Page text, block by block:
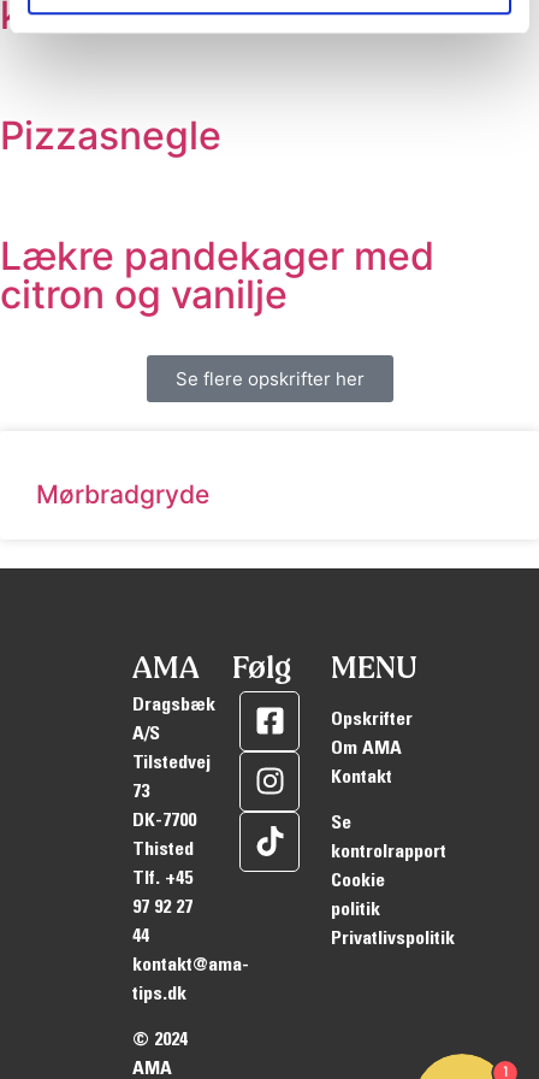
kød
Pizzasnegle
Lækre pandekager med
citron og vanilje
Se flere opskrifter her
Mørbradgryde
AMA
Dragsbæk
A/S
Tilstedvej
73
DK-7700
Thisted
Tlf. +45
97 92 27
44
kontakt@ama-
tips.dk
© 2024
AMA
Følg MENU
Opskrifter
Om AMA
Kontakt
Se
kontrolrapport
Cookie
politik
Privatlivspolitik
1